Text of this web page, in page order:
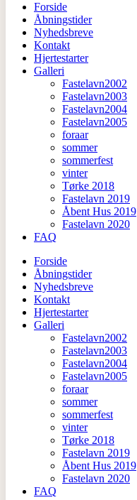
Forside
Åbningstider
Nyhedsbreve
Kontakt
Hjertestarter
Galleri
Fastelavn2002
Fastelavn2003
Fastelavn2004
Fastelavn2005
foraar
sommer
sommerfest
vinter
Tørke 2018
Fastelavn 2019
Åbent Hus 2019
Fastelavn 2020
FAQ
Forside
Åbningstider
Nyhedsbreve
Kontakt
Hjertestarter
Galleri
Fastelavn2002
Fastelavn2003
Fastelavn2004
Fastelavn2005
foraar
sommer
sommerfest
vinter
Tørke 2018
Fastelavn 2019
Åbent Hus 2019
Fastelavn 2020
FAQ